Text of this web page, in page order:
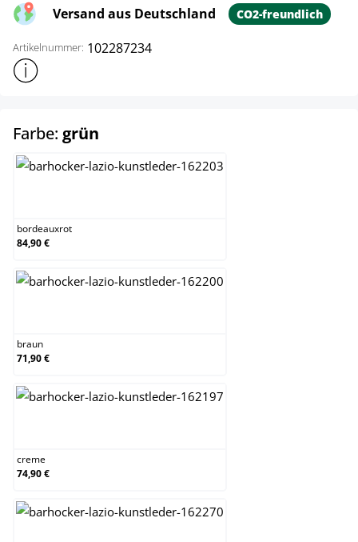
Versand aus Deutschland CO2-freundlich
Artikelnummer: 102287234
Weitere Produktinformationen anzeigen
Farbe: grün
bordeauxrot
84,90 €
braun
71,90 €
creme
74,90 €